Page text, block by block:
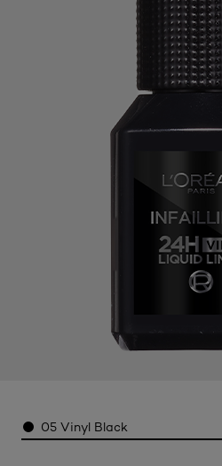
Color05 Vinyl Black